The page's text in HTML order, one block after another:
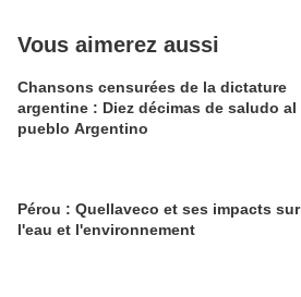
Vous aimerez aussi
Chansons censurées de la dictature
argentine : Diez décimas de saludo al
pueblo Argentino
Pérou : Quellaveco et ses impacts sur
l'eau et l'environnement